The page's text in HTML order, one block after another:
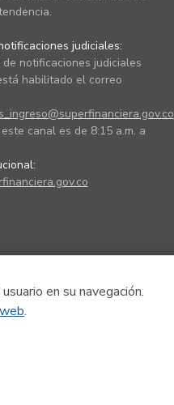
en su navegación.
.
judiciales:
de notificaciones judiciales
habilitado el correo
canal es de 8:15 a.m. a